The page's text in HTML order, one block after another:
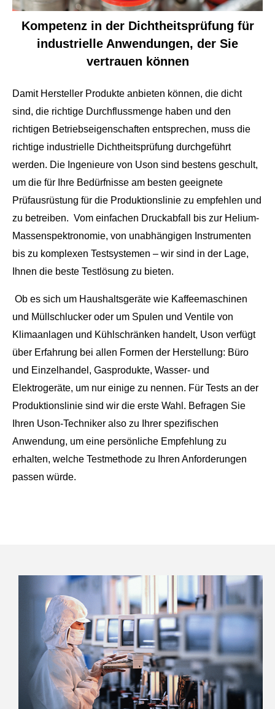
Kompetenz in der Dichtheitsprüfung für
industrielle Anwendungen, der Sie
vertrauen können
Damit Hersteller Produkte anbieten können, die dicht
sind, die richtige Durchflussmenge haben und den
richtigen Betriebseigenschaften entsprechen, muss die
richtige industrielle Dichtheitsprüfung durchgeführt
werden. Die Ingenieure von Uson sind bestens geschult,
um die für Ihre Bedürfnisse am besten geeignete
Prüfausrüstung für die Produktionslinie zu empfehlen und
zu betreiben. Vom einfachen Druckabfall bis zur Helium-
Massenspektronomie, von unabhängigen Instrumenten
bis zu komplexen Testsystemen – wir sind in der Lage,
Ihnen die beste Testlösung zu bieten.
Ob es sich um Haushaltsgeräte wie Kaffeemaschinen
und Müllschlucker oder um Spulen und Ventile von
Klimaanlagen und Kühlschränken handelt, Uson verfügt
über Erfahrung bei allen Formen der Herstellung: Büro
und Einzelhandel, Gasprodukte, Wasser- und
Elektrogeräte, um nur einige zu nennen. Für Tests an der
Produktionslinie sind wir die erste Wahl. Befragen Sie
Ihren Uson-Techniker also zu Ihrer spezifischen
Anwendung, um eine persönliche Empfehlung zu
erhalten, welche Testmethode zu Ihren Anforderungen
passen würde.